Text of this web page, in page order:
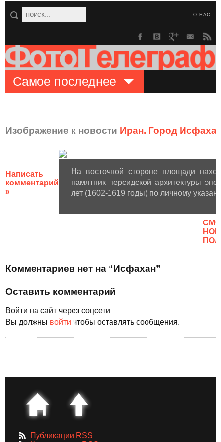
О НАС
Самое последнее
Изображение к новости Иран. Город
Написать
комментарий
»
На восточной стороне площади
памятник персидской архитектуры
лет (1602-1619 годы) по личному
Комментариев нет на “Исфахан”
Оставить комментарий
Войти на сайт через соцсети
Вы должны войти чтобы оставлять сообщения.
Публикации RSS